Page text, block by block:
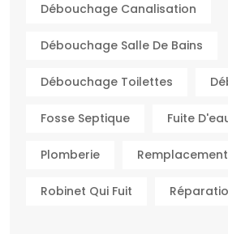
Débouchage Canalisation
Débouchage Salle De Bains
Débouchage Toilettes
Fosse Septique Fuite
Plomberie
Robinet Qui Fuit